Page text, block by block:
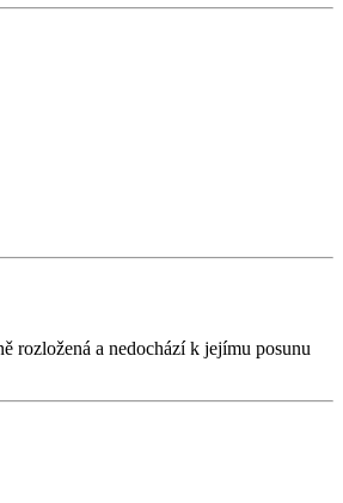
rozložená a nedochází k jejímu posunu